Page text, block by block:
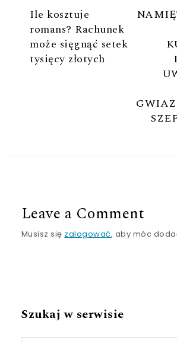
Ile kosztuje
romans? Rachunek
może sięgnąć setek
tysięcy złotych
Leave a Comment
Musisz się zalogować, aby móc
Szukaj w serwisie